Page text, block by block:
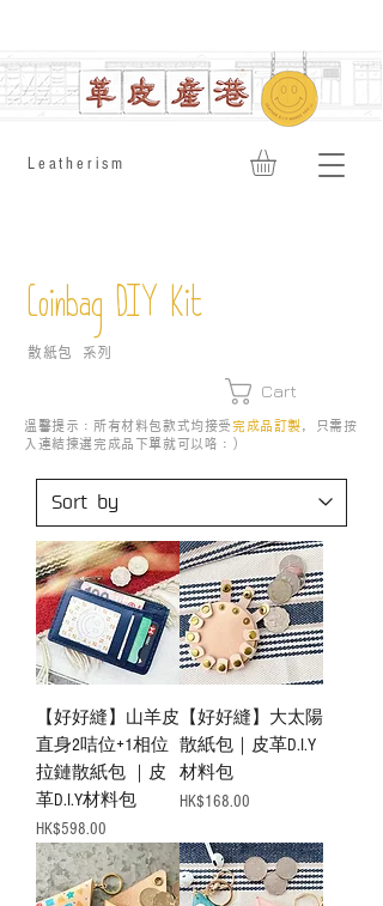
​Leatherism
Coinbag DIY Kit
散紙包 系列
Cart
溫馨提示：所有材料包款式均接受完成品訂製，只需按
入連結揀選完成品下單就可以咯：）
【好好縫】山羊皮
直身2咭位+1相位
拉鏈散紙包 ｜皮
革D.I.Y材料包
Price
HK$598.00
【好好縫】大太陽
散紙包｜皮革D.I.Y
材料包
Price
HK$168.00